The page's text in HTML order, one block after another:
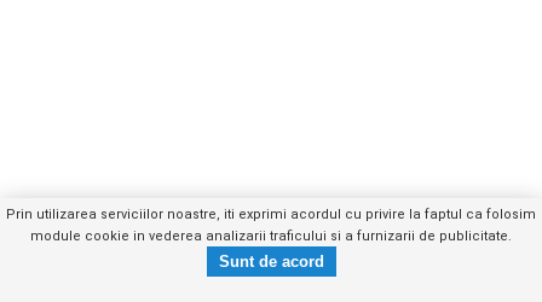
Trimite mesaj privat
Prin utilizarea serviciilor noastre, iti exprimi acordul cu privire la faptul ca folosim
module cookie in vederea analizarii traficului si a furnizarii de publicitate.